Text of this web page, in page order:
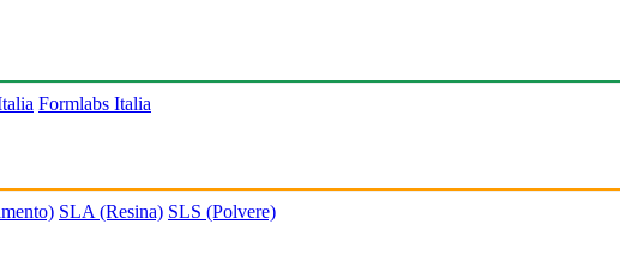
Formlabs Italia
SLA (Resina) SLS (Polvere)